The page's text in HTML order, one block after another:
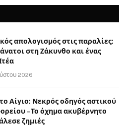
απολογισμός στις παραλίες:
στη Ζάκυνθο και ένας
2026
Αίγιο: Νεκρός οδηγός αστικού
– Το όχημα ακυβέρνητο
ζημιές